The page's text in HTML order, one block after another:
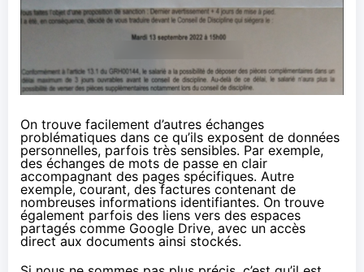
On trouve facilement d’autres échanges
problématiques dans ce qu’ils exposent de données
personnelles, parfois très sensibles. Par exemple,
des échanges de mots de passe en clair
accompagnant des pages spécifiques. Autre
exemple, courant, des factures contenant de
nombreuses informations identifiantes. On trouve
également parfois des liens vers des espaces
partagés comme Google Drive, avec un accès
direct aux documents ainsi stockés.